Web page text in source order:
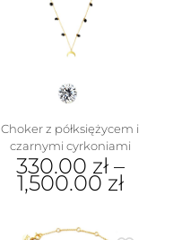
Choker z półksiężycem i
czarnymi cyrkoniami
330.00 zł–
1,500.00 zł